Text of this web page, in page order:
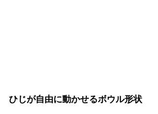
ひじが自由に動かせるボウル形状